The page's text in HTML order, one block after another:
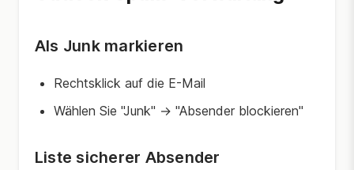
Als Junk markieren
Rechtsklick auf die E-Mail
Wählen Sie "Junk" → "Absender blockieren"
Liste sicherer Absender